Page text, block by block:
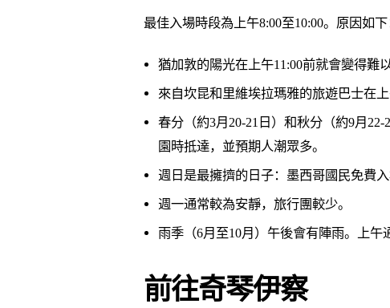
最佳入場時段為上午8:00至10:00。原因如下
猶加敦的陽光在上午11:00前就會變得難
來自坎昆和里維埃拉瑪雅的旅遊巴士在
春分（約3月20-21日）和秋分（約9月
園時抵達，並預期人潮眾多。
週日是最擁擠的日子：墨西哥國民免費
週一通常較為安靜，旅行團較少。
雨季（6月至10月）午後會有陣雨。上午
前往奇琴伊察